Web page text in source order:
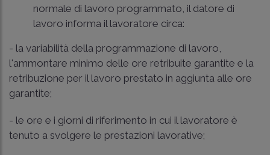
normale di lavoro programmato, il datore di
lavoro informa il lavoratore circa:
- la variabilità della programmazione di lavoro,
l'ammontare minimo delle ore retribuite garantite e la
retribuzione per il lavoro prestato in aggiunta alle ore
garantite;
- le ore e i giorni di riferimento in cui il lavoratore è
tenuto a svolgere le prestazioni lavorative;